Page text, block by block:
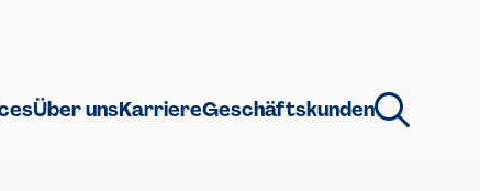
Über unsKarriereGeschäftskunden